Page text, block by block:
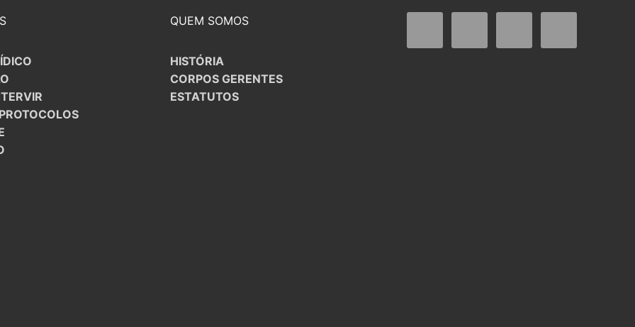
QUEM SOMOS
HISTÓRIA
CORPOS GERENTES
ESTATUTOS